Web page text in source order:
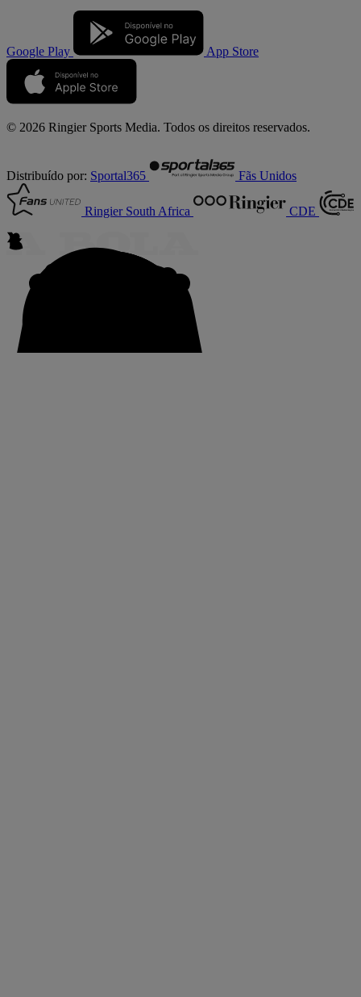
Google Play App Store
© 2026 Ringier Sports Media. Todos os direitos reservados.
Distribuído por: Sportal365 Fãs Unidos
Ringier South Africa CDE